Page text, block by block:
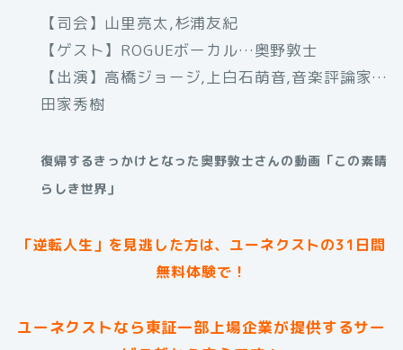
【司会】山里亮太,杉浦友紀
【ゲスト】ROGUEボーカル…奥野敦士
【出演】高橋ジョージ,上白石萌音,音楽評論家…
田家秀樹
復帰するきっかけとなった奥野敦士さんの動画「この素晴
らしき世界」
「逆転人生」を見逃した方は、ユーネクストの31日間
無料体験で！
ユーネクストなら東証一部上場企業が提供するサー